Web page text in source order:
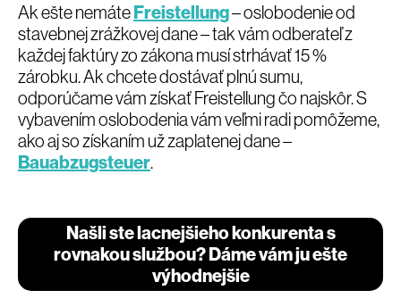
Ak ešte nemáteFreistellung– oslobodenie od
stavebnej zrážkovej dane – tak vám odberateľ z
každej faktúry zo zákona musí strhávať 15 %
zárobku. Ak chcete dostávať plnú sumu,
odporúčame vám získať Freistellung čo najskôr. S
vybavením oslobodenia vám veľmi radi pomôžeme,
ako aj so získaním už zaplatenej dane –
Bauabzugsteuer.
Našli ste lacnejšieho konkurenta s
rovnakou službou? Dáme vám ju ešte
výhodnejšie